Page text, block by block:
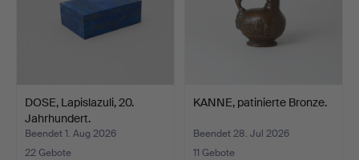
DOSE, Lapislazuli, 20.
Jahrhundert.
Beendet 1. Aug 2026
22 Gebote
KANNE, patinierte Bronze.
Beendet 28. Jul 2026
11 Gebote